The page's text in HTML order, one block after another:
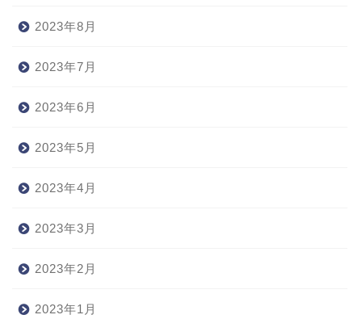
2023年8月
2023年7月
2023年6月
2023年5月
2023年4月
2023年3月
2023年2月
2023年1月